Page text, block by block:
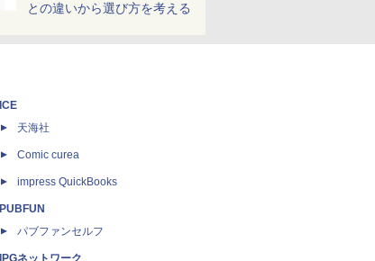
との違いから選び方を考える
ICE
天海社
Comic curea
impress QuickBooks
PUBFUN
パブファンセルフ
IPGネットワーク